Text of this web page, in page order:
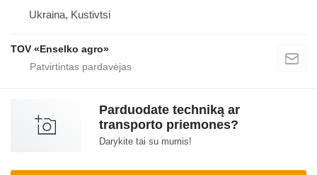
Ukraina, Kustivtsi
TOV «Enselko agro»
Parduodate techniką ar
transporto priemones?
Darykite tai su mumis!